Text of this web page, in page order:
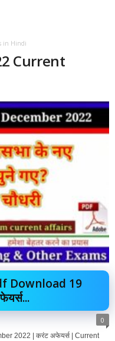
in Hindi
Current
Download 19
0
2022 | करंट अफेयर्स | Current